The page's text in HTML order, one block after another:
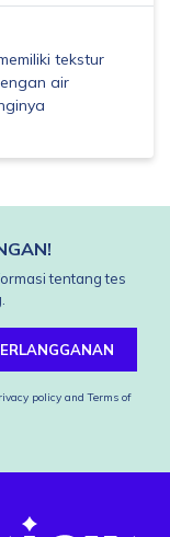
tekstur
air
tentang tes
policy and Terms of